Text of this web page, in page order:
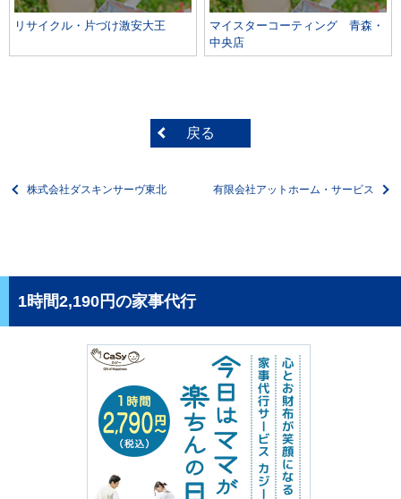
リサイクル・片づけ激安大王
マイスターコーティング 青森・
中央店
戻る
株式会社ダスキンサーヴ東北 有限会社アットホーム・サービス
1時間2,190円の家事代行